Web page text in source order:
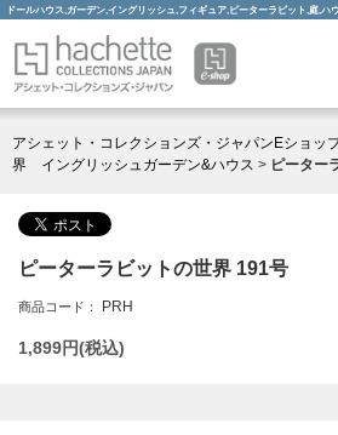
ドールハウス,ガーデン,イングリッシュ,フィギュア,ピーターラビット,庭,ハ
アシェット・コレクションズ・ジャパンEショッ
界 イングリッシュガーデン&ハウス > ピーター
ピーターラビットの世界 191号
商品コード： PRH
1,899円(税込)